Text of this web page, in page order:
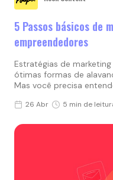
5 Passos básicos de
empreendedores
Estratégias de
ótimas formas de
Mas você precisa
26 Abr 5 min de